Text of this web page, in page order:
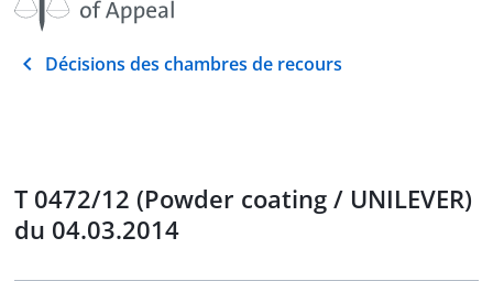
Décisions des chambres de recours
T 0472/12 (Powder coating / UNILEVER)
du 04.03.2014